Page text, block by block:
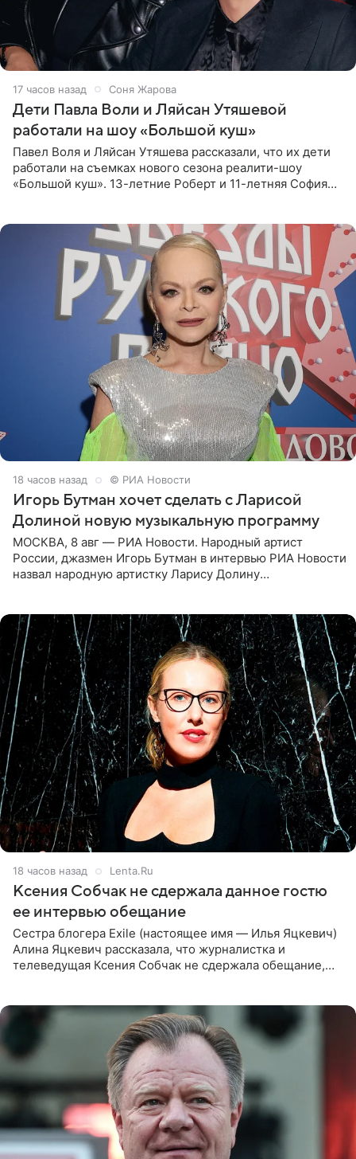
17 часов назад Соня Жарова
Дети Павла Воли и Ляйсан Утяшевой
работали на шоу «Большой куш»
Павел Воля и Ляйсан Утяшева рассказали, что их дети
работали на съемках нового сезона реалити-шоу
«Большой куш». 13-летние Роберт и 11-летняя София
18 часов назад © РИА Новости
Игорь Бутман хочет сделать с Ларисой
Долиной новую музыкальную программу
МОСКВА, 8 авг — РИА Новости. Народный артист
России, джазмен Игорь Бутман в интервью РИА Новости
назвал народную артистку Ларису Долину
18 часов назад Lenta.Ru
Ксения Собчак не сдержала данное гостю
ее интервью обещание
Сестра блогера Exile (настоящее имя — Илья Яцкевич)
Алина Яцкевич рассказала, что журналистка и
телеведущая Ксения Собчак не сдержала обещание,